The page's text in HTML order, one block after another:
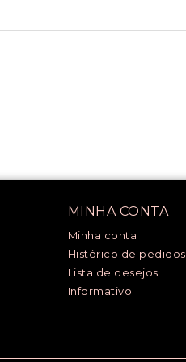
MINHA CONTA
Minha conta
Histórico de pedidos
Lista de desejos
Informativo